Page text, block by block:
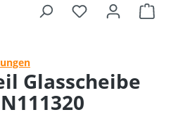
Du hast 0
Glasscheibe